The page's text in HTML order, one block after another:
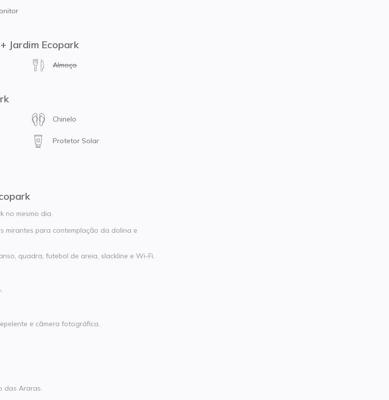
Jardim Ecopark
Almoço
Chinelo
Protetor Solar
no mesmo dia.
mirantes para contemplação da dolina e
quadra, futebol de areia, slackline e Wi-Fi.
e câmera fotográfica.
das Araras.